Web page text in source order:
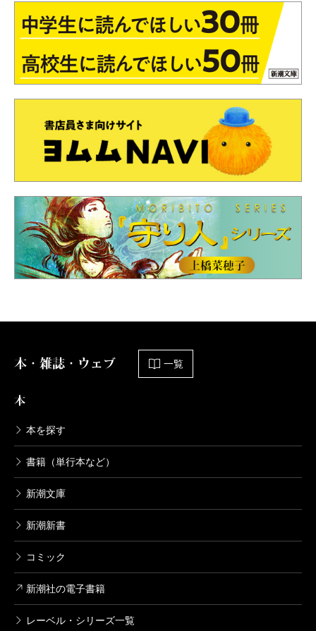
本・雑誌・ウェブ 一覧
本
本を探す
書籍（単行本など）
新潮文庫
新潮新書
コミック
新潮社の電子書籍
レーベル・シリーズ一覧